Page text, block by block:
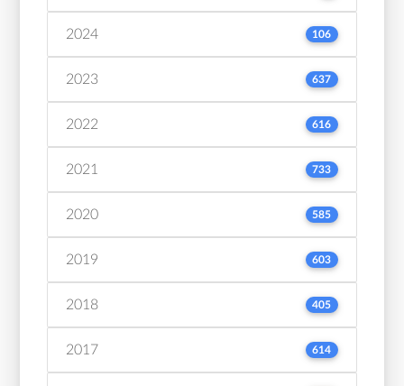
2024 106
2023 637
2022 616
2021 733
2020 585
2019 603
2018 405
2017 614